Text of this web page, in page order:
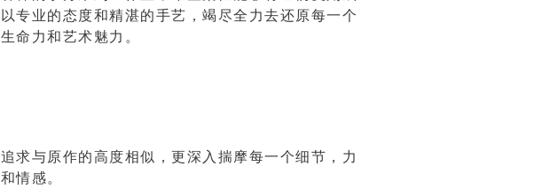
专业的态度和精湛的手艺，竭尽全力去还原每一个
命力和艺术魅力。
求与原作的高度相似，更深入揣摩每一个细节，力
情感。